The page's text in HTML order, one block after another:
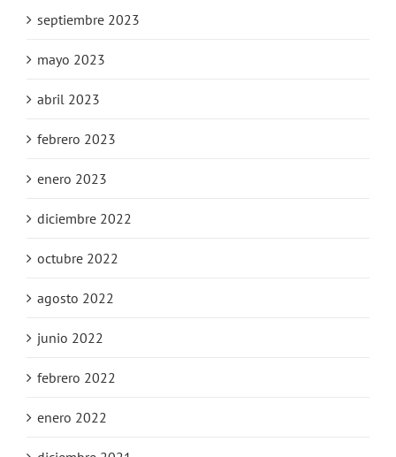
septiembre 2023
mayo 2023
abril 2023
febrero 2023
enero 2023
diciembre 2022
octubre 2022
agosto 2022
junio 2022
febrero 2022
enero 2022